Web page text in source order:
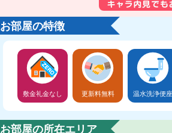
お部屋の特徴
敷金礼金なし 更新料無料 温水洗浄便座
お部屋の所在エリア